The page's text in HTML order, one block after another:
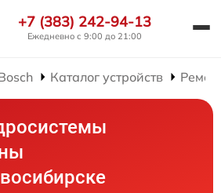
+7 (383) 242-94-13
Ежедневно с 9:00 до 21:00
Каталог устройств